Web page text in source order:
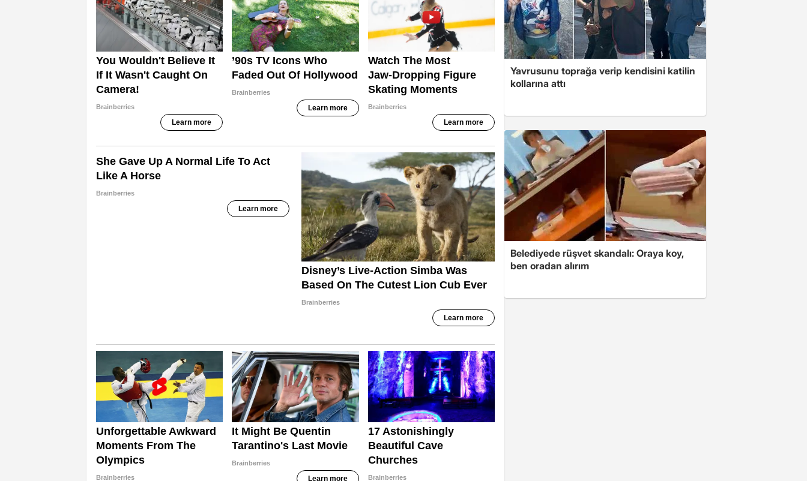
Yavrusunu toprağa verip kendisini katilin
kollarına attı
Belediyede rüşvet skandalı: Oraya koy,
ben oradan alırım